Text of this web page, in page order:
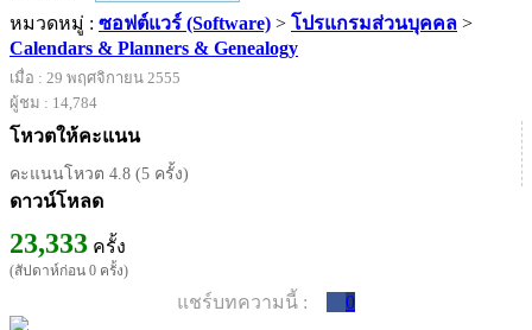
หมวดหมู่ : ซอฟต์แวร์ (Software) > โปรแกรมส่วนบุคคล >
Calendars & Planners & Genealogy
เมื่อ : 29 พฤศจิกายน 2555
ผู้ชม : 14,784
โหวตให้คะแนน
คะแนนโหวต 4.8 (5 ครั้ง)
ดาวน์โหลด
23,333 ครั้ง
(สัปดาห์ก่อน 0 ครั้ง)
แชร์บทความนี้ : 0